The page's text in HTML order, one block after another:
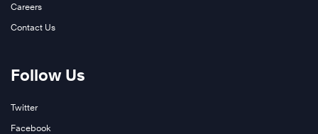
Careers
Contact Us
Follow Us
Twitter
Facebook